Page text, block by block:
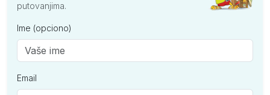
putovanjima.
Ime (opciono)
Email